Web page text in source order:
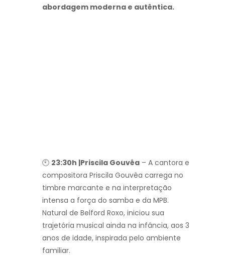
abordagem moderna e autêntica.
🕙 23:30h |Priscila Gouvêa – A cantora e
compositora Priscila Gouvêa carrega no
timbre marcante e na interpretação
intensa a força do samba e da MPB.
Natural de Belford Roxo, iniciou sua
trajetória musical ainda na infância, aos 3
anos de idade, inspirada pelo ambiente
familiar.